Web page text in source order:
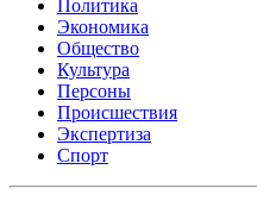
Политика
Экономика
Общество
Культура
Персоны
Происшествия
Экспертиза
Спорт